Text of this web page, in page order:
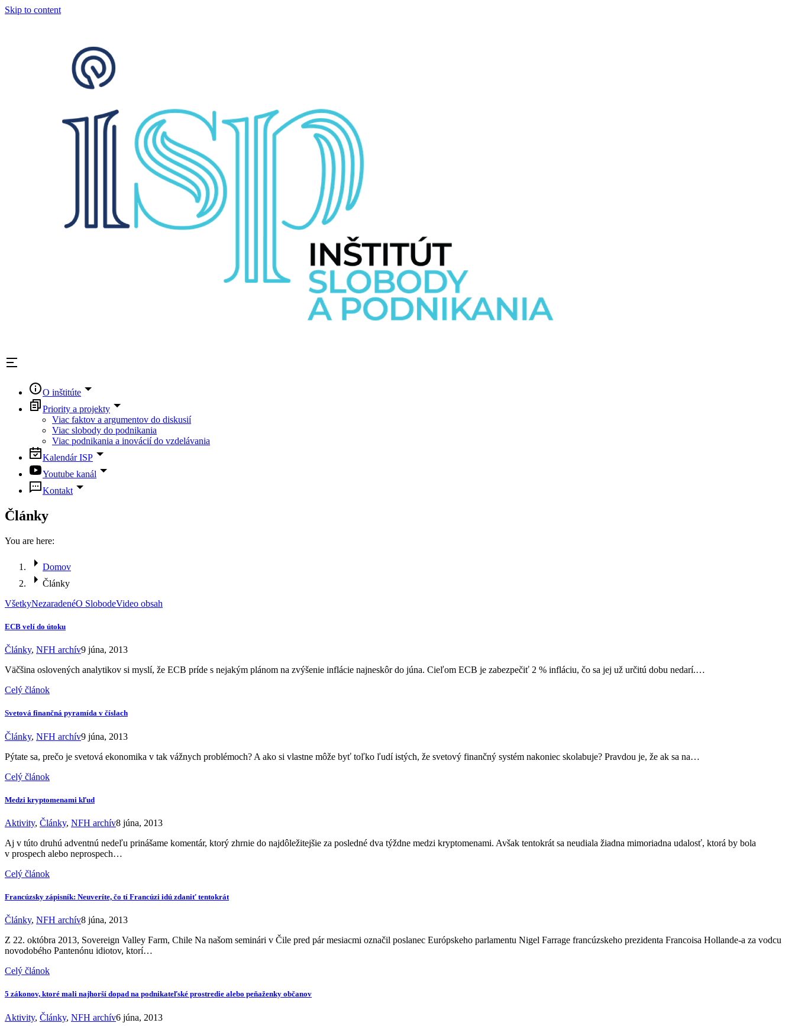
Skip to content
O inštitúte
Priority a projekty
Viac faktov a argumentov do diskusií
Viac slobody do podnikania
Viac podnikania a inovácií do vzdelávania
Kalendár ISP
Youtube kanál
Kontakt
Články
You are here:
Domov
Články
VšetkyNezaradenéO SlobodeVideo obsah
ECB velí do útoku
Články, NFH archív9 júna, 2013
Väčšina oslovených analytikov si myslí, že ECB príde s nejakým plánom na zvýšenie inflácie najneskôr do júna. Cieľom ECB je zabezpečiť 2 % infláciu, čo sa jej už určitú dobu nedarí.…
Celý článok
Svetová finančná pyramída v číslach
Články, NFH archív9 júna, 2013
Pýtate sa, prečo je svetová ekonomika v tak vážnych problémoch? A ako si vlastne môže byť toľko ľudí istých, že svetový finančný systém nakoniec skolabuje? Pravdou je, že ak sa na…
Celý článok
Medzi kryptomenami kľud
Aktivity, Články, NFH archív8 júna, 2013
Aj v túto druhú adventnú nedeľu prinášame komentár, ktorý zhrnie do najdôležitejšie za posledné dva týždne medzi kryptomenami. Avšak tentokrát sa neudiala žiadna mimoriadna udalosť, ktorá by bola
v prospech alebo neprospech…
Celý článok
Francúzsky zápisník: Neuveríte, čo tí Francúzi idú zdaniť tentokrát
Články, NFH archív8 júna, 2013
Z 22. októbra 2013, Sovereign Valley Farm, Chile Na našom seminári v Čile pred pár mesiacmi označil poslanec Európskeho parlamentu Nigel Farrage francúzskeho prezidenta Francoisa Hollande-a za vodcu
novodobého Pantenónu idiotov, ktorí…
Celý článok
5 zákonov, ktoré mali najhorší dopad na podnikateľské prostredie alebo peňaženky občanov
Aktivity, Články, NFH archív6 júna, 2013